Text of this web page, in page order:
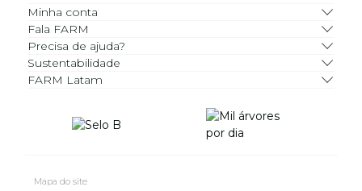
Minha conta
Fala FARM
Precisa de ajuda?
Sustentabilidade
FARM Latam
Mapa do site